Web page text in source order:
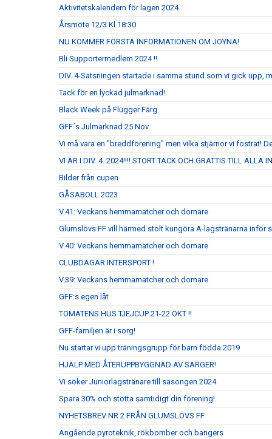
Aktivitetskalendern för lagen 2024
Årsmöte 12/3 Kl 18:30
NU KOMMER FÖRSTA INFORMATIONEN OM JOYNA!
Bli Supportermedlem 2024 !!
DIV. 4-Satsningen startade i samma stund som vi gick upp,
Tack för en lyckad julmarknad!
Black Week på Flügger Färg
GFF´s Julmarknad 25 Nov
Vi må vara en "breddförening" men vilka stjärnor vi fostrat!
VI ÄR I DIV. 4. 2024!!!! STORT TACK OCH GRATTIS TILL ALLA
Bilder från cupen
GÅSABOLL 2023
V.41: Veckans hemmamatcher och domare
Glumslövs FF vill härmed stolt kungöra A-lagstränarna inför
V.40: Veckans hemmamatcher och domare
CLUBDAGAR INTERSPORT !
V.39: Veckans hemmamatcher och domare
GFF:s egen låt
TOMATENS HUS TJEJCUP 21-22 OKT !!
GFF-familjen är i sorg!
Nu startar vi upp träningsgrupp för barn födda 2019
HJÄLP MED ÅTERUPPBYGGNAD AV SARGER!
Vi söker Juniorlagstränare till säsongen 2024
Spara 30% och stötta samtidigt din förening!
NYHETSBREV NR 2 FRÅN GLUMSLÖVS FF
Angående pyroteknik, rökbomber och bangers